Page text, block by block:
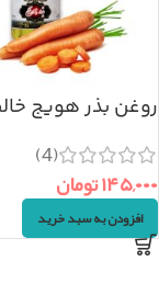
روغن بذر هویج
(4)
۱۴۵,۰۰۰تومان
افزودن به سبد خرید